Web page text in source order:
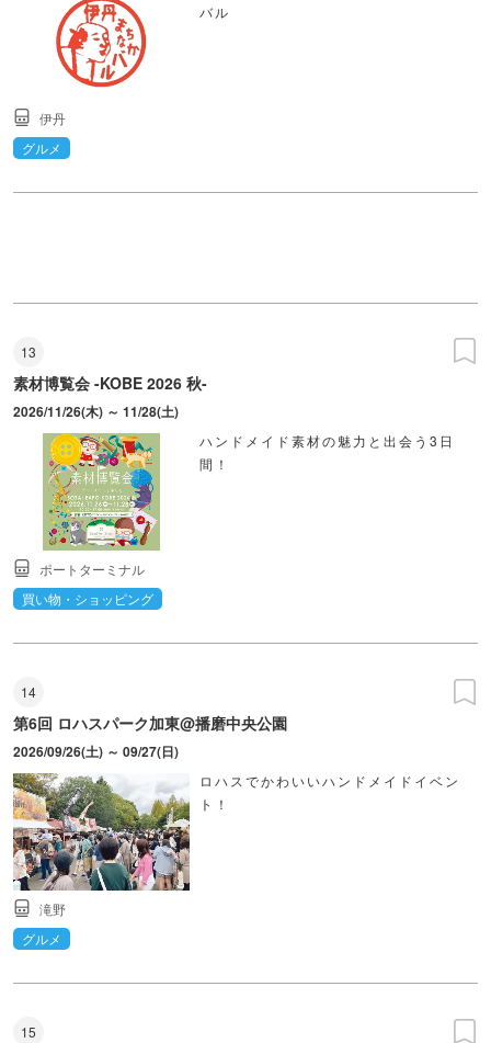
バル
伊丹
グルメ
13
素材博覧会 -KOBE 2026 秋-
2026/11/26(木) ～ 11/28(土)
ハンドメイド素材の魅力と出会う3日
間！
ポートターミナル
買い物・ショッピング
14
第6回 ロハスパーク加東@播磨中央公園
2026/09/26(土) ～ 09/27(日)
ロハスでかわいいハンドメイドイベン
ト！
滝野
グルメ
15